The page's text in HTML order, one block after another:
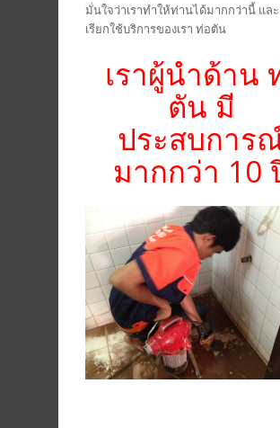
มั่นใจว่าเราทำให้ท่านได้มากกว่านี้ แล
เรียกใช้บริการของเรา ท่อตัน
เราผู้นำด้าน
ตัน มี
ประสบการ
มากกว่า 10